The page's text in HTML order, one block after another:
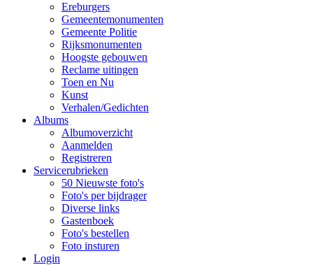
Ereburgers
Gemeentemonumenten
Gemeente Politie
Rijksmonumenten
Hoogste gebouwen
Reclame uitingen
Toen en Nu
Kunst
Verhalen/Gedichten
Albums
Albumoverzicht
Aanmelden
Registreren
Servicerubrieken
50 Nieuwste foto's
Foto's per bijdrager
Diverse links
Gastenboek
Foto's bestellen
Foto insturen
Login